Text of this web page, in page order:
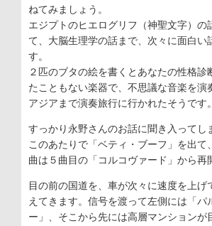
ねてみましょう。
エジプトのヒエログリフ（神聖文字）の
て、大脳生理学の話まで、次々に面白い
す。
２匹のブタの絵を書くとあなたの性格
たこともない楽器で、不思議な音楽を
アジアまで演奏旅行に行かれたそうです。
すっかり永野さんのお話に聞き入って
このあたりで「ベティ・ブーフ」を出
曲は５曲目の「コルコヴァード」から再
目の前の国道を、車が次々に速度を上
えてきます。信号を渡って左側には「
ー」、そこから先には高層マンションが